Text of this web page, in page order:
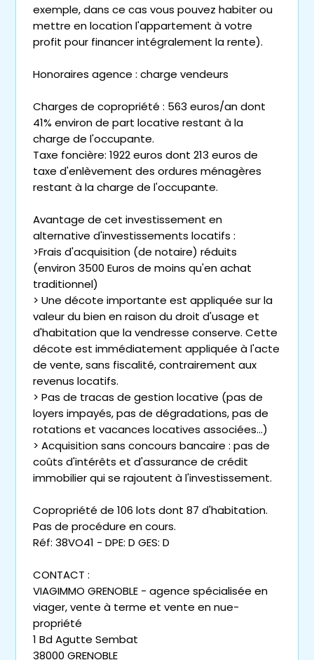
exemple, dans ce cas vous pouvez habiter ou
mettre en location l'appartement à votre
profit pour financer intégralement la rente).
Honoraires agence : charge vendeurs
Charges de copropriété : 563 euros/an dont
41% environ de part locative restant à la
charge de l'occupante.
Taxe foncière: 1922 euros dont 213 euros de
taxe d'enlèvement des ordures ménagères
restant à la charge de l'occupante.
Avantage de cet investissement en
alternative d'investissements locatifs :
>Frais d'acquisition (de notaire) réduits
(environ 3500 Euros de moins qu'en achat
traditionnel)
> Une décote importante est appliquée sur la
valeur du bien en raison du droit d'usage et
d'habitation que la vendresse conserve. Cette
décote est immédiatement appliquée à l'acte
de vente, sans fiscalité, contrairement aux
revenus locatifs.
> Pas de tracas de gestion locative (pas de
loyers impayés, pas de dégradations, pas de
rotations et vacances locatives associées...)
> Acquisition sans concours bancaire : pas de
coûts d'intérêts et d'assurance de crédit
immobilier qui se rajoutent à l'investissement.
Copropriété de 106 lots dont 87 d'habitation.
Pas de procédure en cours.
Réf: 38VO41 - DPE: D GES: D
CONTACT :
VIAGIMMO GRENOBLE - agence spécialisée en
viager, vente à terme et vente en nue-
propriété
1 Bd Agutte Sembat
38000 GRENOBLE